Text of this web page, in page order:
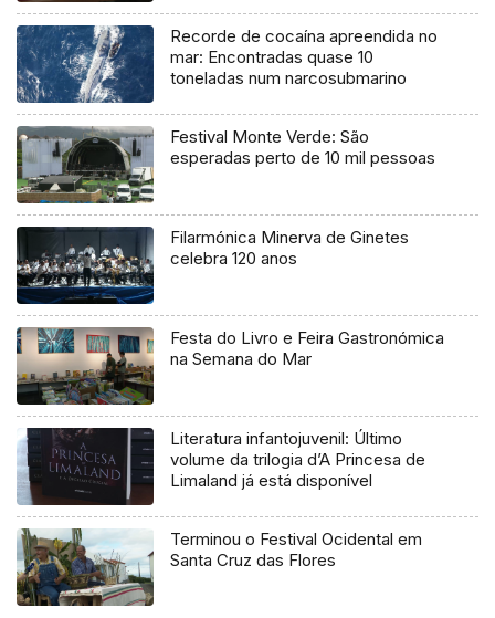
Recorde de cocaína apreendida no
mar: Encontradas quase 10
toneladas num narcosubmarino
Festival Monte Verde: São
esperadas perto de 10 mil pessoas
Filarmónica Minerva de Ginetes
celebra 120 anos
Festa do Livro e Feira Gastronómica
na Semana do Mar
Literatura infantojuvenil: Último
volume da trilogia d’A Princesa de
Limaland já está disponível
Terminou o Festival Ocidental em
Santa Cruz das Flores